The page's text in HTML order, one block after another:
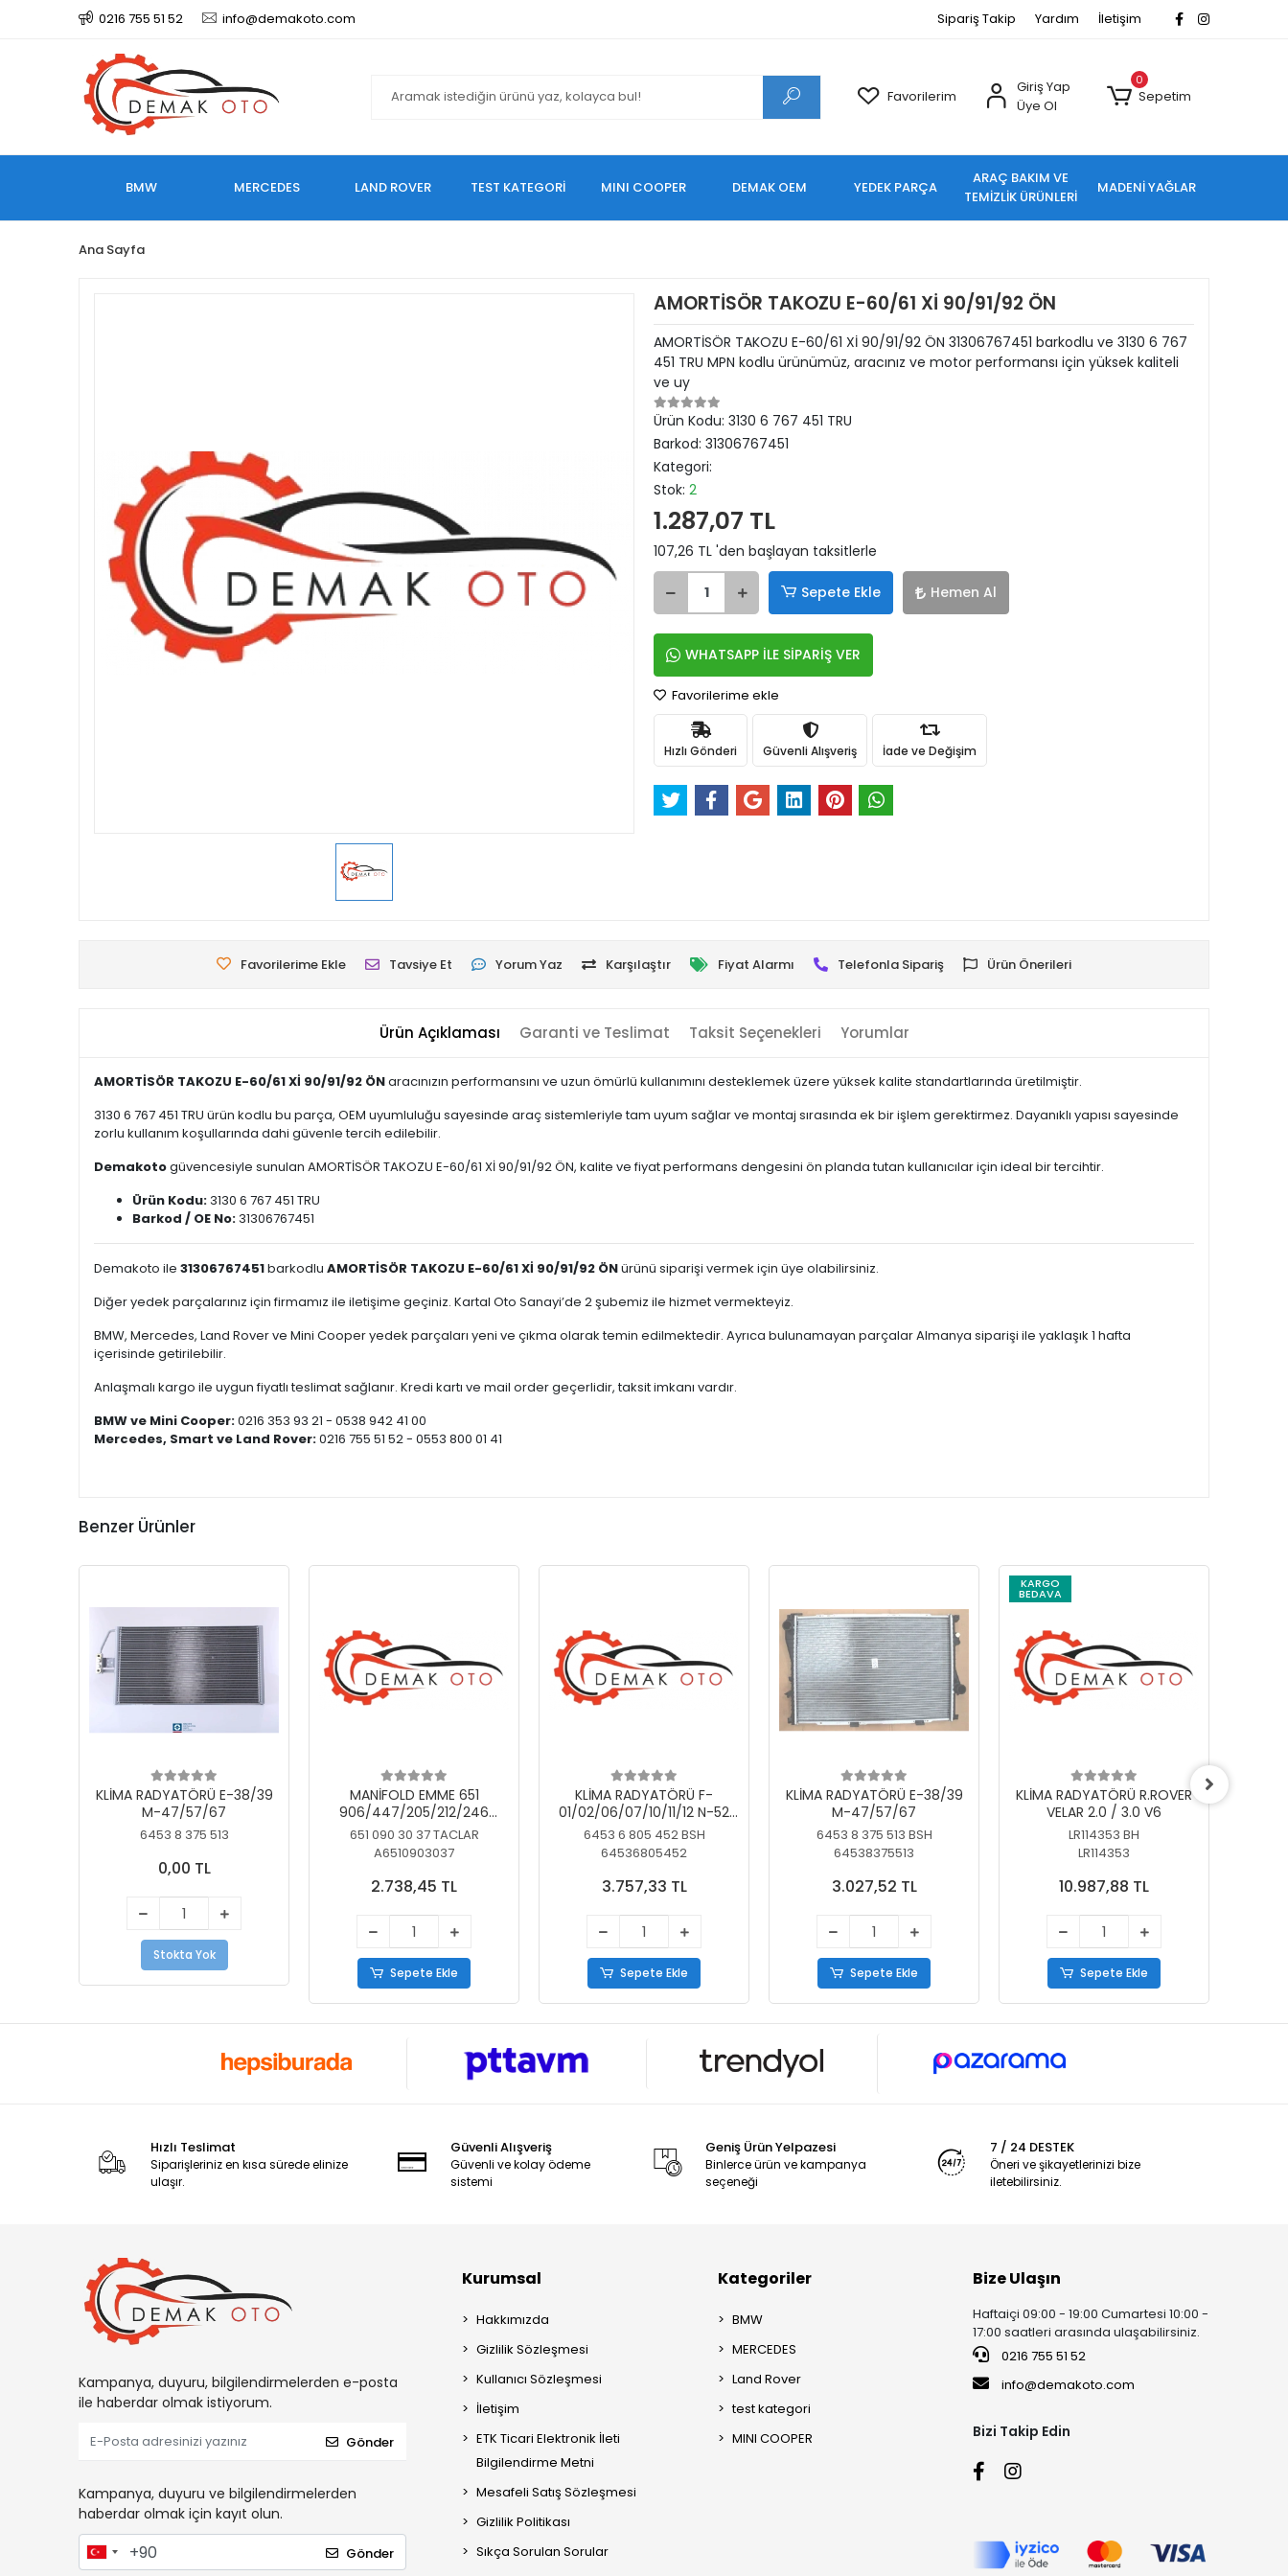
0216 755 51 52 info@demakoto.com Sipariş Takip Yardım İletişim
Favorilerim
Giriş Yap
Üye Ol
0
Sepetim
BMW MERCEDES LAND ROVER TEST KATEGORİ MINI COOPER DEMAK OEM YEDEK PARÇA
ARAÇ BAKIM VE
TEMİZLİK ÜRÜNLERİ
MADENİ YAĞLAR
Ana Sayfa
AMORTİSÖR TAKOZU E-60/61 Xİ 90/91/92 ÖN
AMORTİSÖR TAKOZU E-60/61 Xİ 90/91/92 ÖN 31306767451 barkodlu ve 3130 6 767
451 TRU MPN kodlu ürünümüz, aracınız ve motor performansı için yüksek kaliteli
ve uy
Ürün Kodu: 3130 6 767 451 TRU
Barkod: 31306767451
Kategori:
Stok: 2
1.287,07 TL
107,26 TL 'den başlayan taksitlerle
Sepete Ekle Hemen Al
WHATSAPP İLE SİPARİŞ VER
Favorilerime ekle
Hızlı Gönderi Güvenli Alışveriş İade ve Değişim
Favorilerime Ekle Tavsiye Et Yorum Yaz Karşılaştır Fiyat Alarmı Telefonla Sipariş Ürün Önerileri
Ürün Açıklaması Garanti ve Teslimat Taksit Seçenekleri Yorumlar
AMORTİSÖR TAKOZU E-60/61 Xİ 90/91/92 ÖNaracınızın performansını ve uzun ömürlü kullanımını desteklemek üzere yüksek kalite standartlarında üretilmiştir.
3130 6 767 451 TRU ürün kodlu bu parça, OEM uyumluluğu sayesinde araç sistemleriyle tam uyum sağlar ve montaj sırasında ek bir işlem gerektirmez. Dayanıklı yapısı sayesinde
zorlu kullanım koşullarında dahi güvenle tercih edilebilir.
Demakotogüvencesiyle sunulan AMORTİSÖR TAKOZU E-60/61 Xİ 90/91/92 ÖN, kalite ve fiyat performans dengesini ön planda tutan kullanıcılar için ideal bir tercihtir.
Ürün Kodu:3130 6 767 451 TRU
Barkod / OE No:31306767451
Demakoto ile 31306767451barkodlu AMORTİSÖR TAKOZU E-60/61 Xİ 90/91/92 ÖNürünü siparişi vermek için üye olabilirsiniz.
Diğer yedek parçalarınız için firmamız ile iletişime geçiniz. Kartal Oto Sanayi’de 2 şubemiz ile hizmet vermekteyiz.
BMW, Mercedes, Land Rover ve Mini Cooper yedek parçaları yeni ve çıkma olarak temin edilmektedir. Ayrıca bulunamayan parçalar Almanya siparişi ile yaklaşık 1 hafta
içerisinde getirilebilir.
Anlaşmalı kargo ile uygun fiyatlı teslimat sağlanır. Kredi kartı ve mail order geçerlidir, taksit imkanı vardır.
BMW ve Mini Cooper:0216 353 93 21 - 0538 942 41 00
Mercedes, Smart ve Land Rover:0216 755 51 52 - 0553 800 01 41
Benzer Ürünler
KLİMA RADYATÖRÜ E-38/39
M-47/57/67
6453 8 375 513
0,00 TL
Stokta Yok
MANİFOLD EMME 651
906/447/205/212/246
KELEBEKSİZ
651 090 30 37 TACLAR
A6510903037
2.738,45 TL
Sepete Ekle
KLİMA RADYATÖRÜ F-
01/02/06/07/10/11/12 N-52
N/N-53/57/63
6453 6 805 452 BSH
64536805452
3.757,33 TL
Sepete Ekle
KLİMA RADYATÖRÜ E-38/39
M-47/57/67
6453 8 375 513 BSH
64538375513
3.027,52 TL
Sepete Ekle
KARGO
BEDAVA
KLİMA RADYATÖRÜ R.ROVER
VELAR 2.0 / 3.0 V6
LR114353 BH
LR114353
10.987,88 TL
Sepete Ekle
Hızlı Teslimat
Siparişleriniz en kısa sürede elinize
ulaşır.
Güvenli Alışveriş
Güvenli ve kolay ödeme
sistemi
Geniş Ürün Yelpazesi
Binlerce ürün ve kampanya
seçeneği
7 / 24 DESTEK
Öneri ve şikayetlerinizi bize
iletebilirsiniz.
Kampanya, duyuru, bilgilendirmelerden e-posta
ile haberdar olmak istiyorum.
Gönder
Kampanya, duyuru ve bilgilendirmelerden
haberdar olmak için kayıt olun.
Gönder
Kurumsal
Hakkımızda
Gizlilik Sözleşmesi
Kullanıcı Sözleşmesi
İletişim
ETK Ticari Elektronik İleti
Bilgilendirme Metni
Mesafeli Satış Sözleşmesi
Gizlilik Politikası
Sıkça Sorulan Sorular
Kategoriler
BMW
MERCEDES
Land Rover
test kategori
MINI COOPER
Bize Ulaşın
Haftaiçi 09:00 - 19:00 Cumartesi 10:00 -
17:00 saatleri arasında ulaşabilirsiniz.
0216 755 51 52
info@demakoto.com
Bizi Takip Edin